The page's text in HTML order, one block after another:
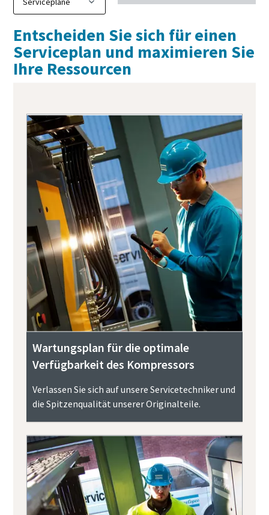
Entscheiden Sie sich für einen
Serviceplan und maximieren Sie
Ihre Ressourcen
Wartungsplan für die optimale
Verfügbarkeit des Kompressors
Verlassen Sie sich auf unsere Servicetechniker und
die Spitzenqualität unserer Originalteile.